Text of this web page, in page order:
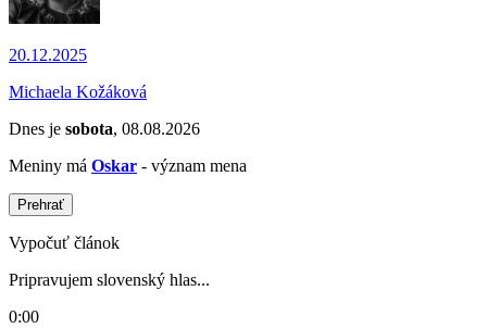
20.12.2025
Michaela Kožáková
Dnes je sobota, 08.08.2026
Meniny má Oskar - význam mena
Prehrať
Vypočuť článok
Pripravujem slovenský hlas...
0:00